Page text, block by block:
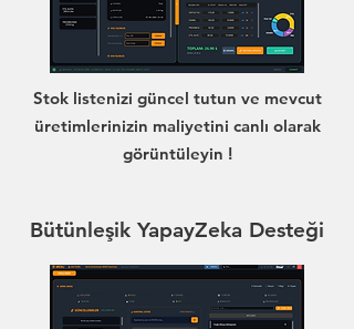
Stok listenizi güncel tutun ve mevcut
üretimlerinizin maliyetini canlı olarak
görüntüleyin !
Bütünleşik YapayZeka Desteği